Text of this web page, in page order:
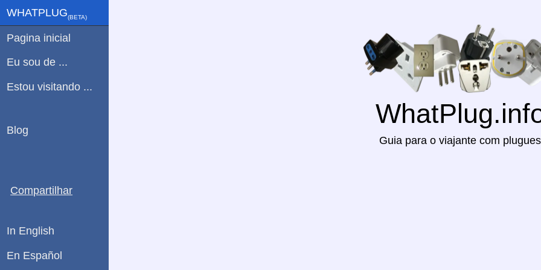
Guia para o viajante com plugues
WHATPLUG(ΒETA)
Pagina inicial
Eu sou de ...
Estou visitando ...
Blog
Compartilhar
In English
En Español